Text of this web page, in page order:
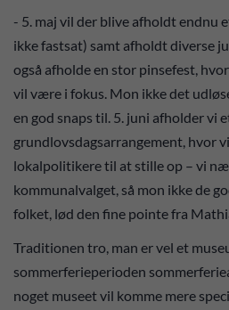
- 5. maj vil der blive afholdt endnu
ikke fastsat) samt afholdt diverse
også afholde en stor pinsefest,
vil være i fokus. Mon ikke det
en god snaps til. 5. juni afholder vi
grundlovsdagsarrangement, hvor
lokalpolitikere til at stille op – vi
kommunalvalget, så mon ikke de
folket, lød den fine pointe fra
Traditionen tro, man er vel et
sommerferieperioden
noget museet vil komme mere